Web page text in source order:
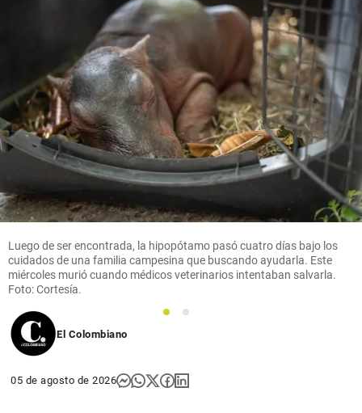
Luego de ser encontrada, la hipopótamo pasó cuatro días bajo los
cuidados de una familia campesina que buscando ayudarla. Este
miércoles murió cuando médicos veterinarios intentaban salvarla.
Foto: Cortesía.
1
2
El Colombiano
05 de agosto de 2026